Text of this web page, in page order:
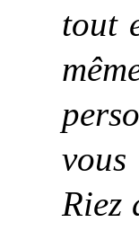
tout
Riez